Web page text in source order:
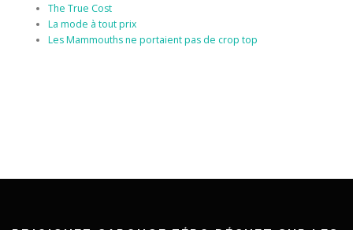
The True Cost
La mode à tout prix
Les Mammouths ne portaient pas de crop top